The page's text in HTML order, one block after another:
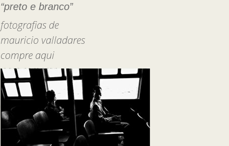
“preto e branco”
fotografias de
mauricio valladares
compre aqui